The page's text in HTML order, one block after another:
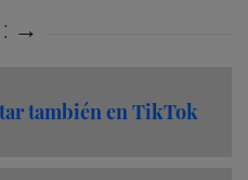
también en TikTok